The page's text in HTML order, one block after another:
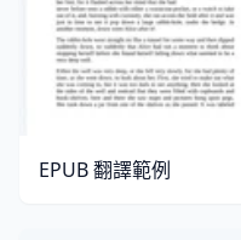
EPUB 翻譯範例